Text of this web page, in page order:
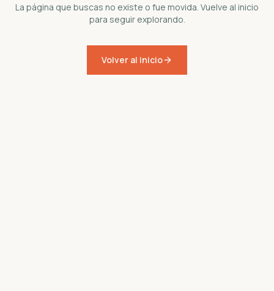
La página que buscas no existe o fue movida. Vuelve al inicio
para seguir explorando.
Volver al inicio